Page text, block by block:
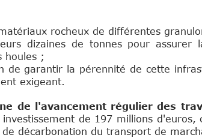
rocheux de différentes
dizaines de tonnes pour assurer
houles ;
de garantir la pérennité de cette
exigeant.
de l'avancement régulier des
investissement de 197 millions
décarbonation du transport de